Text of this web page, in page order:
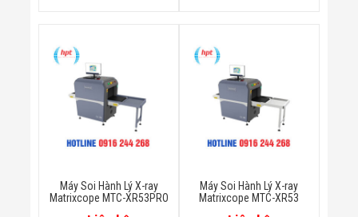
Tin Khuyến Mãi
Tin Tuyển Dụng
Liên Hệ
Máy Soi Hành Lý X-ray
Matrixcope MTC-XR53PRO
Máy Soi Hành Lý X-ray
Matrixcope MTC-XR53